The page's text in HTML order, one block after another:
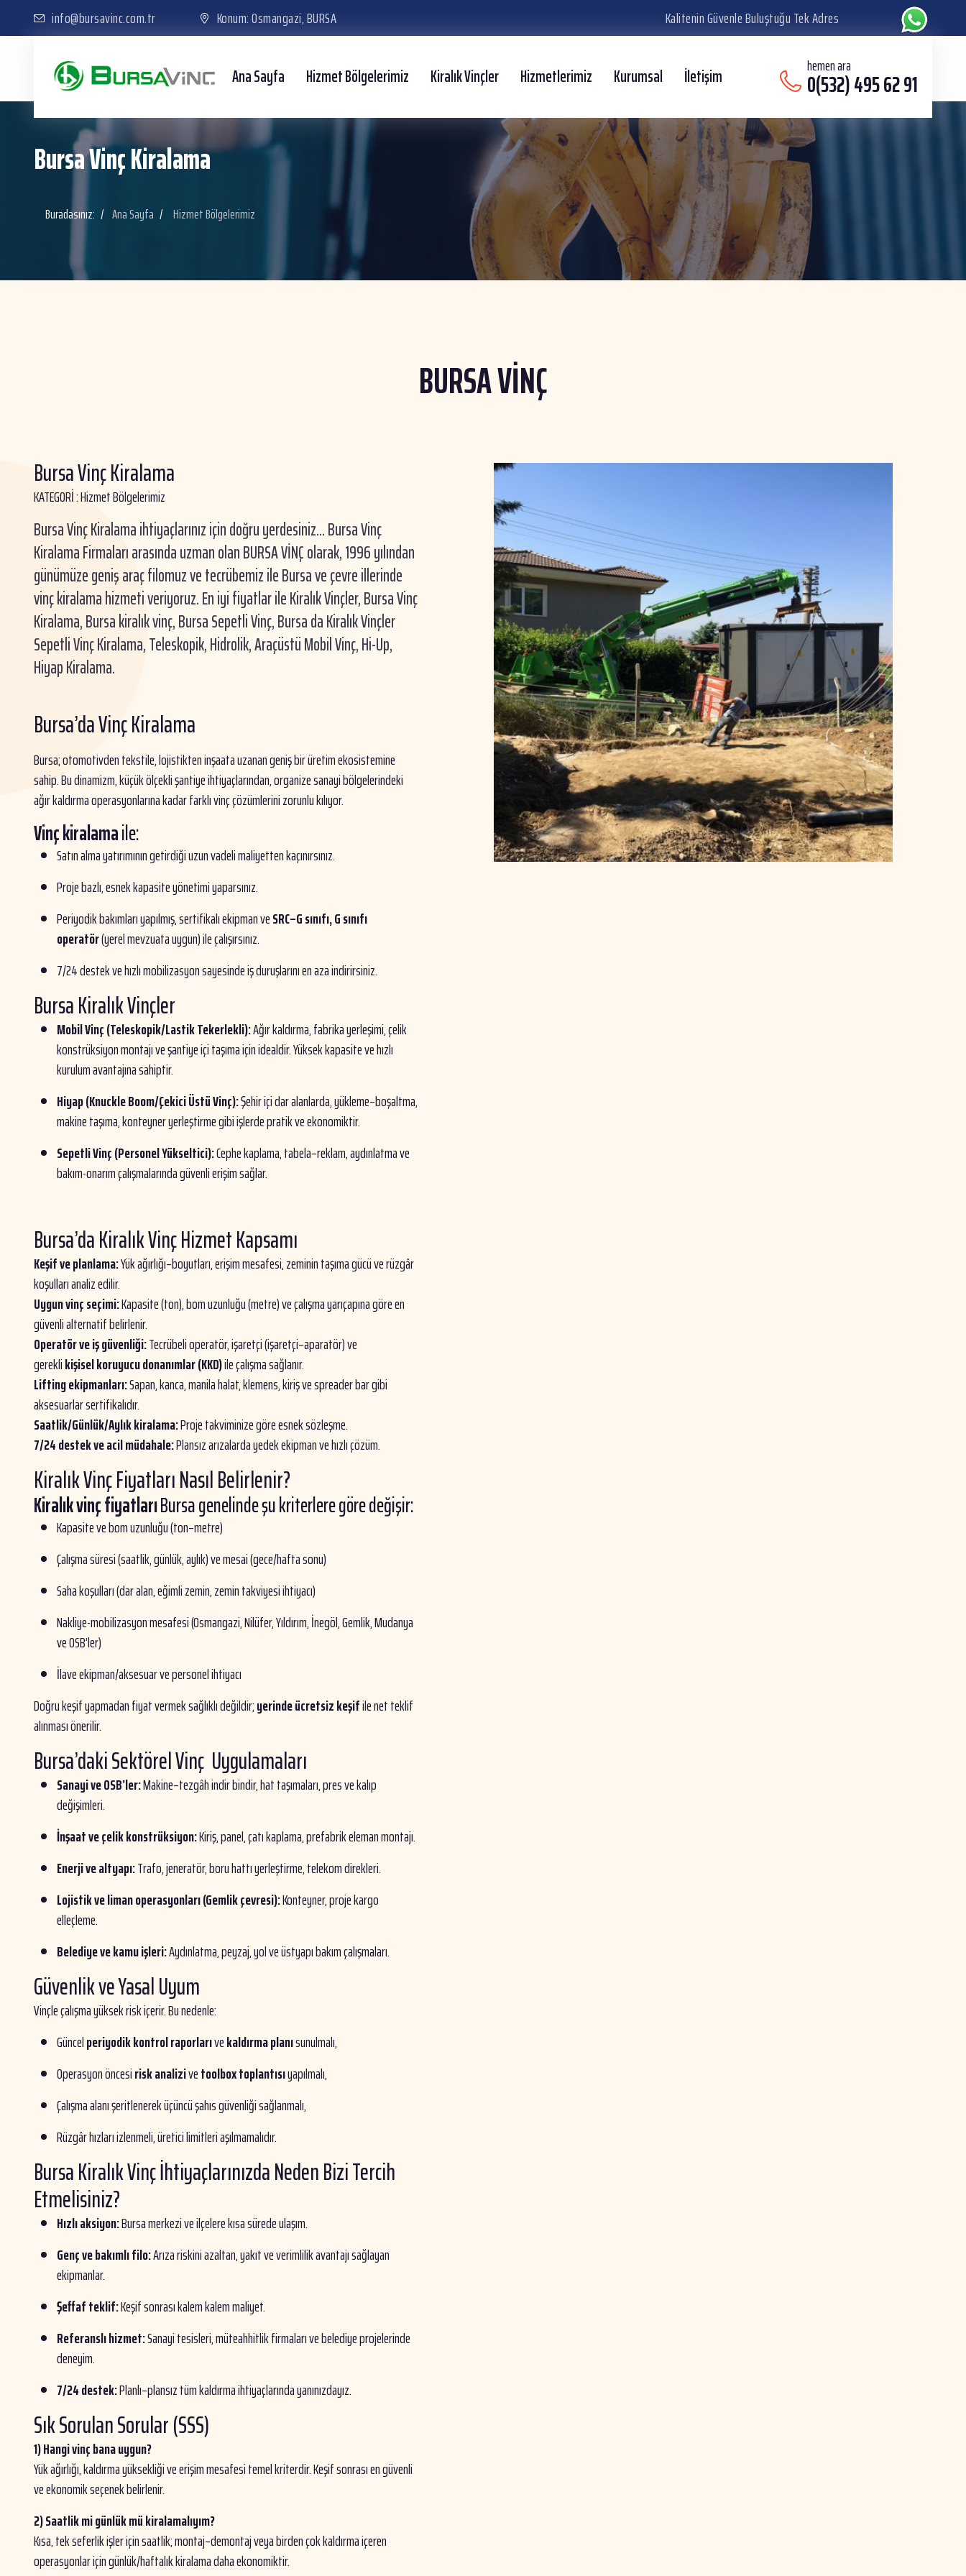
info@bursavinc.com.tr Konum: Osmangazi, BURSA Kalitenin Güvenle Buluştuğu Tek Adres
Ana Sayfa Hizmet Bölgelerimiz Kiralık Vinçler Hizmetlerimiz Kurumsal İletişim hemen ara
0(532) 495 62 91
Bursa Vinç Kiralama
Buradasınız: Ana Sayfa Hizmet Bölgelerimiz
BURSA VİNÇ
Bursa Vinç Kiralama
KATEGORİ :Hizmet Bölgelerimiz
Bursa Vinç Kiralama ihtiyaçlarınız için doğru yerdesiniz... Bursa Vinç
Kiralama Firmaları arasında uzman olan BURSA VİNÇ olarak, 1996 yılından
günümüze geniş araç filomuz ve tecrübemiz ile Bursa ve çevre illerinde
vinç kiralama hizmeti veriyoruz. En iyi fiyatlar ile Kiralık Vinçler, Bursa Vinç
Kiralama, Bursa kiralık vinç, Bursa Sepetli Vinç, Bursa da Kiralık Vinçler
Sepetli Vinç Kiralama, Teleskopik, Hidrolik, Araçüstü Mobil Vinç, Hi-Up,
Hiyap Kiralama.
Bursa’da Vinç Kiralama
Bursa; otomotivden tekstile, lojistikten inşaata uzanan geniş bir üretim ekosistemine
sahip. Bu dinamizm, küçük ölçekli şantiye ihtiyaçlarından, organize sanayi bölgelerindeki
ağır kaldırma operasyonlarına kadar farklı vinç çözümlerini zorunlu kılıyor.
Vinç kiralamaile:
Satın alma yatırımının getirdiği uzun vadeli maliyetten kaçınırsınız.
Proje bazlı, esnek kapasite yönetimi yaparsınız.
Periyodik bakımları yapılmış, sertifikalı ekipman veSRC–G sınıfı, G sınıfı
operatör(yerel mevzuata uygun) ile çalışırsınız.
7/24 destek ve hızlı mobilizasyon sayesinde iş duruşlarını en aza indirirsiniz.
Bursa Kiralık Vinçler
Mobil Vinç (Teleskopik/Lastik Tekerlekli):Ağır kaldırma, fabrika yerleşimi, çelik
konstrüksiyon montajı ve şantiye içi taşıma için idealdir. Yüksek kapasite ve hızlı
kurulum avantajına sahiptir.
Hiyap (Knuckle Boom/Çekici Üstü Vinç):Şehir içi dar alanlarda, yükleme–boşaltma,
makine taşıma, konteyner yerleştirme gibi işlerde pratik ve ekonomiktir.
Sepetli Vinç (Personel Yükseltici):Cephe kaplama, tabela–reklam, aydınlatma ve
bakım-onarım çalışmalarında güvenli erişim sağlar.
Bursa’da Kiralık Vinç Hizmet Kapsamı
Keşif ve planlama:Yük ağırlığı–boyutları, erişim mesafesi, zeminin taşıma gücü ve rüzgâr
koşulları analiz edilir.
Uygun vinç seçimi:Kapasite (ton), bom uzunluğu (metre) ve çalışma yarıçapına göre en
güvenli alternatif belirlenir.
Operatör ve iş güvenliği:Tecrübeli operatör, işaretçi (işaretçi–aparatör) ve
gereklikişisel koruyucu donanımlar (KKD)ile çalışma sağlanır.
Lifting ekipmanları:Sapan, kanca, manila halat, klemens, kiriş ve spreader bar gibi
aksesuarlar sertifikalıdır.
Saatlik/Günlük/Aylık kiralama:Proje takviminize göre esnek sözleşme.
7/24 destek ve acil müdahale:Plansız arızalarda yedek ekipman ve hızlı çözüm.
Kiralık Vinç Fiyatları Nasıl Belirlenir?
Kiralık vinç fiyatlarıBursa genelinde şu kriterlere göre değişir:
Kapasite ve bom uzunluğu (ton–metre)
Çalışma süresi (saatlik, günlük, aylık) ve mesai (gece/hafta sonu)
Saha koşulları (dar alan, eğimli zemin, zemin takviyesi ihtiyacı)
Nakliye-mobilizasyon mesafesi (Osmangazi, Nilüfer, Yıldırım, İnegöl, Gemlik, Mudanya
ve OSB’ler)
İlave ekipman/aksesuar ve personel ihtiyacı
Doğru keşif yapmadan fiyat vermek sağlıklı değildir;yerinde ücretsiz keşifile net teklif
alınması önerilir.
Bursa’daki Sektörel Vinç Uygulamaları
Sanayi ve OSB’ler:Makine–tezgâh indir bindir, hat taşımaları, pres ve kalıp
değişimleri.
İnşaat ve çelik konstrüksiyon:Kiriş, panel, çatı kaplama, prefabrik eleman montajı.
Enerji ve altyapı:Trafo, jeneratör, boru hattı yerleştirme, telekom direkleri.
Lojistik ve liman operasyonları (Gemlik çevresi):Konteyner, proje kargo
elleçleme.
Belediye ve kamu işleri:Aydınlatma, peyzaj, yol ve üstyapı bakım çalışmaları.
Güvenlik ve Yasal Uyum
Vinçle çalışma yüksek risk içerir. Bu nedenle:
Güncelperiyodik kontrol raporlarıvekaldırma planısunulmalı,
Operasyon öncesirisk analizivetoolbox toplantısıyapılmalı,
Çalışma alanı şeritlenerek üçüncü şahıs güvenliği sağlanmalı,
Rüzgâr hızları izlenmeli, üretici limitleri aşılmamalıdır.
Bursa Kiralık Vinç İhtiyaçlarınızda Neden Bizi Tercih
Etmelisiniz?
Hızlı aksiyon:Bursa merkezi ve ilçelere kısa sürede ulaşım.
Genç ve bakımlı filo:Arıza riskini azaltan, yakıt ve verimlilik avantajı sağlayan
ekipmanlar.
Şeffaf teklif:Keşif sonrası kalem kalem maliyet.
Referanslı hizmet:Sanayi tesisleri, müteahhitlik firmaları ve belediye projelerinde
deneyim.
7/24 destek:Planlı–plansız tüm kaldırma ihtiyaçlarında yanınızdayız.
Sık Sorulan Sorular (SSS)
1) Hangi vinç bana uygun?
Yük ağırlığı, kaldırma yüksekliği ve erişim mesafesi temel kriterdir. Keşif sonrası en güvenli
ve ekonomik seçenek belirlenir.
2) Saatlik mi günlük mü kiralamalıyım?
Kısa, tek seferlik işler için saatlik; montaj–demontaj veya birden çok kaldırma içeren
operasyonlar için günlük/haftalık kiralama daha ekonomiktir.